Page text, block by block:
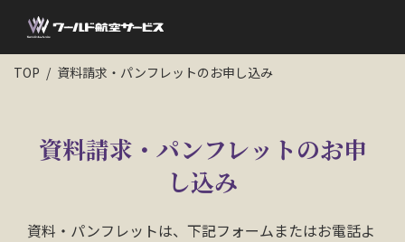
TOP 資料請求・パンフレットのお申し込み
資料請求・パンフレットのお申
し込み
資料・パンフレットは、下記フォームまたはお電話よ